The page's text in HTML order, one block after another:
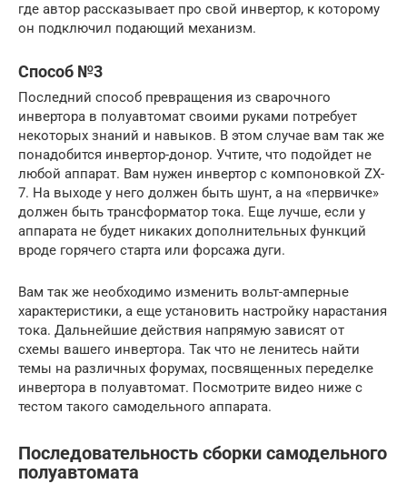
где автор рассказывает про свой инвертор, к которому
он подключил подающий механизм.
Способ №3
Последний способ превращения из сварочного
инвертора в полуавтомат своими руками потребует
некоторых знаний и навыков. В этом случае вам так же
понадобится инвертор-донор. Учтите, что подойдет не
любой аппарат. Вам нужен инвертор с компоновкой ZX-
7. На выходе у него должен быть шунт, а на «первичке»
должен быть трансформатор тока. Еще лучше, если у
аппарата не будет никаких дополнительных функций
вроде горячего старта или форсажа дуги.
Вам так же необходимо изменить вольт-амперные
характеристики, а еще установить настройку нарастания
тока. Дальнейшие действия напрямую зависят от
схемы вашего инвертора. Так что не ленитесь найти
темы на различных форумах, посвященных переделке
инвертора в полуавтомат. Посмотрите видео ниже с
тестом такого самодельного аппарата.
Последовательность сборки самодельного
полуавтомата